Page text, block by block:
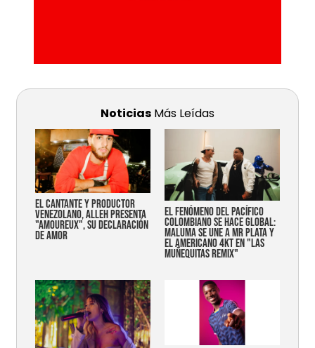
Noticias Más Leídas
EL CANTANTE Y PRODUCTOR
VENEZOLANO, ALLEH PRESENTA
"AMOUREUX", SU DECLARACIÓN
DE AMOR
EL FENÓMENO DEL PACÍFICO
COLOMBIANO SE HACE GLOBAL:
MALUMA SE UNE A MR PLATA Y
EL AMERICANO 4KT EN "LAS
MUÑEQUITAS REMIX"